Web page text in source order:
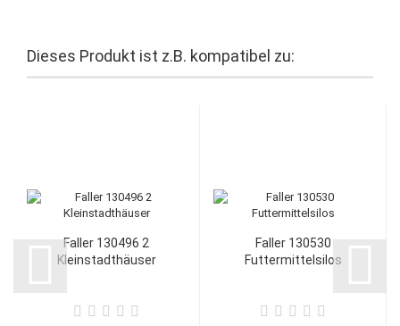
Dieses Produkt ist z.B. kompatibel zu:
Faller 130496 2
Kleinstadthäuser
Faller 130530
Futtermittelsilos